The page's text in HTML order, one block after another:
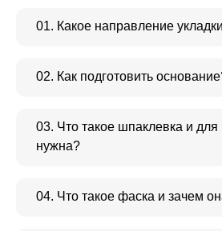
01. Какое направление
02. Как подготовить
03. Что такое шпаклевка и для
нужна?
04. Что такое фаска и зачем